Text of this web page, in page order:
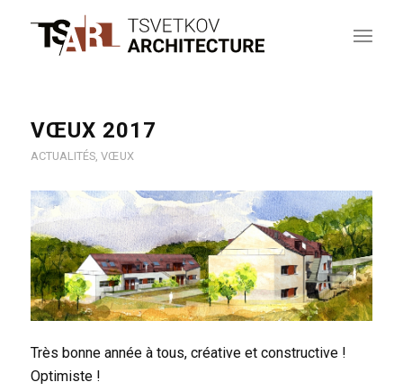
VŒUX 2017
ACTUALITÉS, VŒUX
Très bonne année à tous, créative et constructive !
Optimiste !